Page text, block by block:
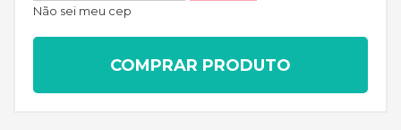
Não sei meu cep
COMPRAR PRODUTO